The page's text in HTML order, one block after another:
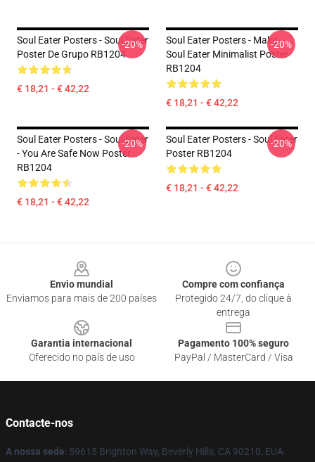
Soul Eater Posters - Soul Eater
Poster De Grupo RB1204
€ 18,21 - € 42,22
-20%
Soul Eater Posters - Maka
Soul Eater Minimalist Poster
RB1204
€ 18,21 - € 42,22
-20%
Soul Eater Posters - Soul Eater
- You Are Safe Now Poster
RB1204
€ 18,21 - € 42,22
-20%
Soul Eater Posters - Soul Eater
Poster RB1204
€ 18,21 - € 42,22
-20%
Envio mundial
Enviamos para mais de 200 países
Compre com confiança
Protegido 24/7, do clique à
entrega
Garantia internacional
Oferecido no país de uso
Pagamento 100% seguro
PayPal / MasterCard / Visa
Contacte-nos
A nossa sede: 59615 Brighton Way, Beverly Hills, CA 90210, EUA